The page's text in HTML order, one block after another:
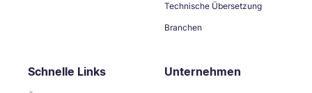
Technische Übersetzung
Branchen
Schnelle Links Unternehmen